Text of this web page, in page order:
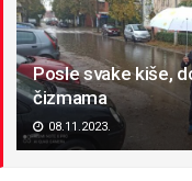
Posle svake kiše,
čizmama
08.11.2023.